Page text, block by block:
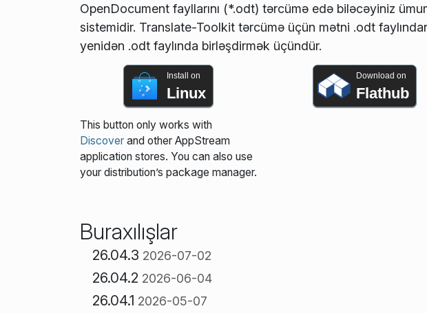
OpenDocument fayllarını (*.odt) tərcümə edə biləcəyiniz
sistemidir. Translate-Toolkit tərcümə üçün mətni .odt
yenidən .odt faylında birləşdirmək üçündür.
Install on
Linux
This button only works with
Discoverand other AppStream
application stores. You can also use
your distribution’s package manager.
Download on
Flathub
Buraxılışlar
26.04.3 2026-07-02
26.04.2 2026-06-04
26.04.1 2026-05-07